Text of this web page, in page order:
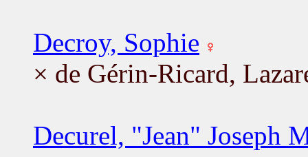
Decroy, Sophie
× de Gérin-Ricard,
Decurel, "Jean" Joseph